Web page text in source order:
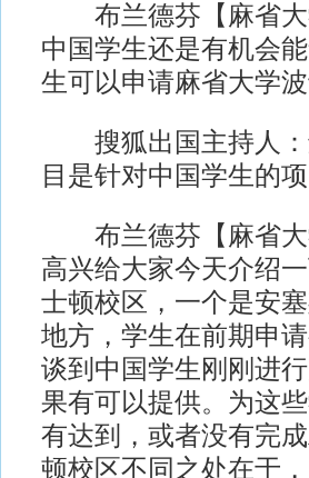
布兰德芬【麻省大
中国学生还是有机会
生可以申请麻省大学
搜狐出国主持人：
目是针对中国学生的
布兰德芬【麻省大
高兴给大家今天介绍
士顿校区，一个是安
地方，学生在前期申
谈到中国学生刚刚进
果有可以提供。为这
有达到，或者没有完
顿校区不同之处在于